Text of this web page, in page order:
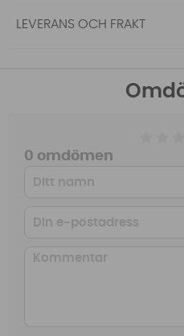
LEVERANS OCH FRAKT
0 omdömen